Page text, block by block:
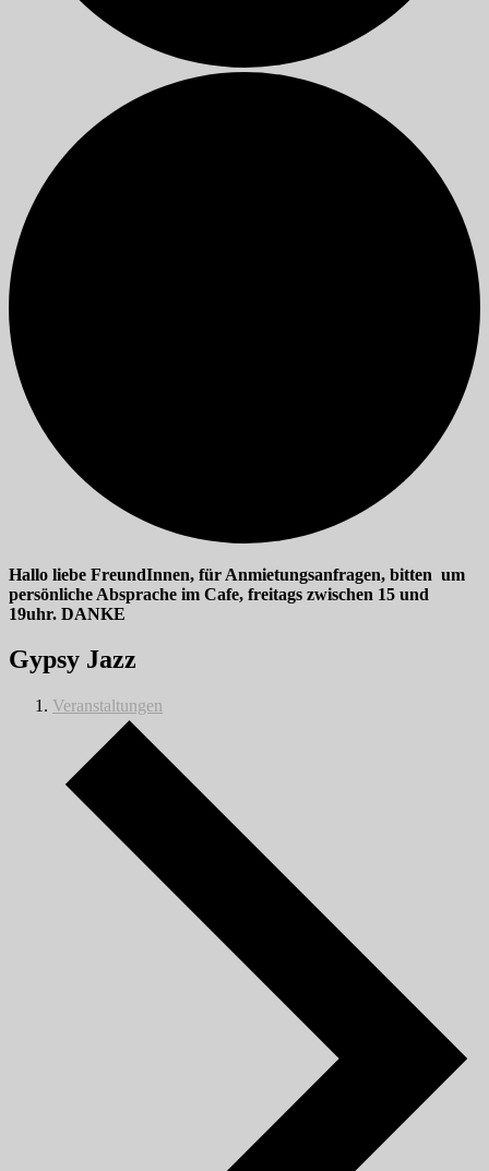
Hallo liebe FreundInnen, für Anmietungsanfragen, bitten um
persönliche Absprache im Cafe, freitags zwischen 15 und
19uhr. DANKE
Gypsy Jazz
Veranstaltungen